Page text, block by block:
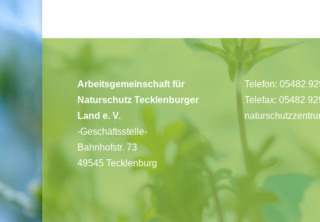
Arbeitsgemeinschaft für
Naturschutz Tecklenburger
Land e. V.
-Geschäftsstelle-
Bahnhofstr. 73
49545 Tecklenburg
Telefon: 05482
Telefax: 05482